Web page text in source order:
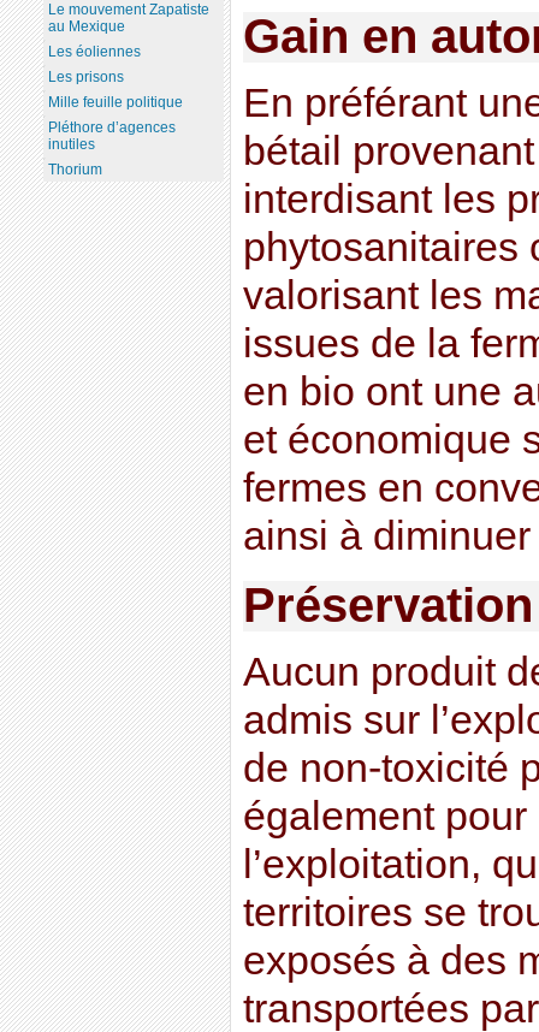
Gain en
En préférant
bétail
interdisant les
phytosanitaires
valorisant les
issues de la
en bio ont une
et économique
fermes en
ainsi à
Aucun produit
admis sur
de non-toxicité
également
l’exploitation,
territoires se
exposés à des
transportées
Le mouvement Zapatiste
au Mexique
Les éoliennes
Les prisons
Mille feuille politique
Pléthore d’agences
inutiles
Thorium